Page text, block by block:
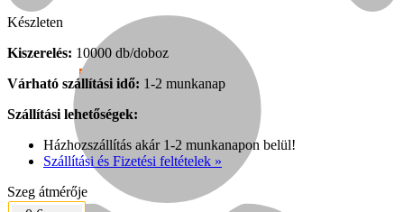
Népszerű!
Senco
Készleten
Kiszerelés: 10000 db/doboz
Várható szállítási idő: 1-2 munkanap
Szállítási lehetőségek:
Házhozszállítás akár 1-2 munkanapon belül!
Szállítási és Fizetési feltételek »
Szeg átmérője